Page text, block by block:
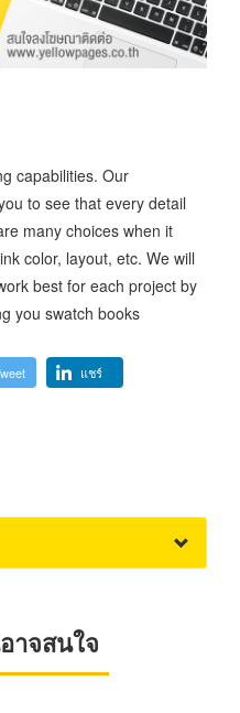
capabilities. Our
to see that every detail
many choices when it
color, layout, etc. We will
best for each project by
you swatch books
แชร์
าจสนใจ